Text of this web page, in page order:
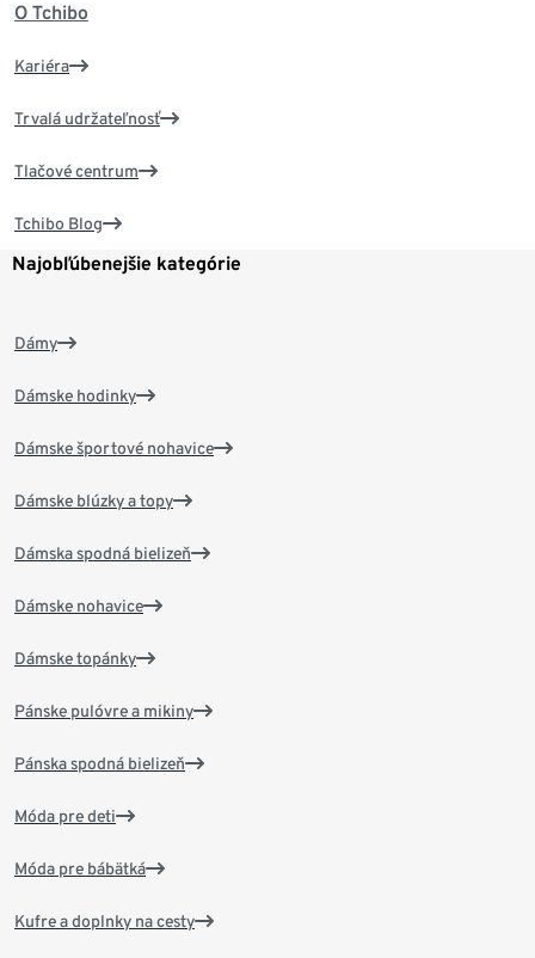
O Tchibo
Kariéra
Trvalá udržateľnosť
Tlačové centrum
Tchibo Blog
Najobľúbenejšie kategórie
Dámy
Dámske hodinky
Dámske športové nohavice
Dámske blúzky a topy
Dámska spodná bielizeň
Dámske nohavice
Dámske topánky
Pánske pulóvre a mikiny
Pánska spodná bielizeň
Móda pre deti
Móda pre bábätká
Kufre a doplnky na cesty